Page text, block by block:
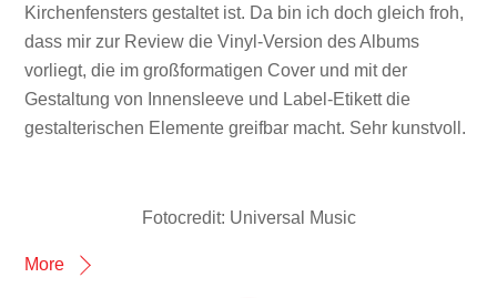
Kirchenfensters gestaltet ist. Da bin ich doch gleich froh,
dass mir zur Review die Vinyl-Version des Albums
vorliegt, die im großformatigen Cover und mit der
Gestaltung von Innensleeve und Label-Etikett die
gestalterischen Elemente greifbar macht. Sehr kunstvoll.
Fotocredit: Universal Music
More